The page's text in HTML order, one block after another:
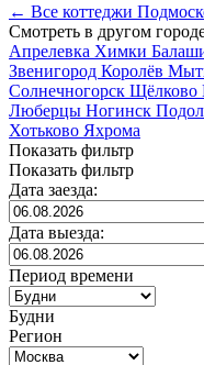
← Все коттеджи
Смотреть в другом
Апрелевка Химки
Звенигород Королёв
Солнечногорск Щёлково
Люберцы Ногинск
Хотьково Яхрома
Показать фильтр
Показать фильтр
Дата заезда:
Дата выезда:
Период времени
Будни
Регион